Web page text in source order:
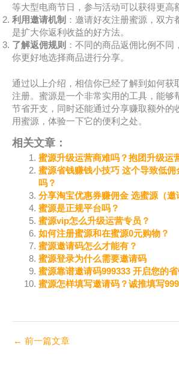
等大型电商节日，参与活动可以获得更高
利用邀请机制 ：邀请好友注册蜜源，双
是扩大你返利收益的好方法。
了解返佣规则 ：不同的商品返佣比例不同
你更好地选择商品进行分享。
通过以上介绍，相信你已经了解到如何获
注册。蜜源是一个非常实用的工具，能够
节省开支，同时还能通过分享赚取额外的
用蜜源，体验一下它的便利之处。
相关文章：
蜜源升级运营商难吗？抱团升级运
蜜源省钱赚钱小技巧 这个导致低
吗？
分享淘宝优惠券赚佣金 选蜜源（邀
蜜源是正规平台吗？
蜜源vip怎么升级运营专员？
如何注册蜜源和在蜜源0元购物？
蜜源邀请码怎么才能有？
蜜源登录为什么需要邀请码
蜜源靠谱邀请码999333 开启您的
蜜源怎样填写邀请码？诚推填写
← 前一篇文章